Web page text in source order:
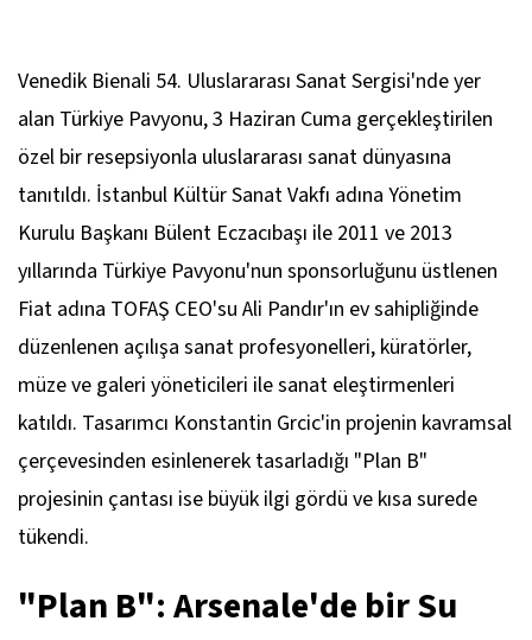
Venedik Bienali 54. Uluslararası Sanat Sergisi'nde yer
alan Türkiye Pavyonu, 3 Haziran Cuma gerçekleştirilen
özel bir resepsiyonla uluslararası sanat dünyasına
tanıtıldı. İstanbul Kültür Sanat Vakfı adına Yönetim
Kurulu Başkanı Bülent Eczacıbaşı ile 2011 ve 2013
yıllarında Türkiye Pavyonu'nun sponsorluğunu üstlenen
Fiat adına TOFAŞ CEO'su Ali Pandır'ın ev sahipliğinde
düzenlenen açılışa sanat profesyonelleri, küratörler,
müze ve galeri yöneticileri ile sanat eleştirmenleri
katıldı. Tasarımcı Konstantin Grcic'in projenin kavramsal
çerçevesinden esinlenerek tasarladığı "Plan B"
projesinin çantası ise büyük ilgi gördü ve kısa surede
tükendi.
"Plan B": Arsenale'de bir Su